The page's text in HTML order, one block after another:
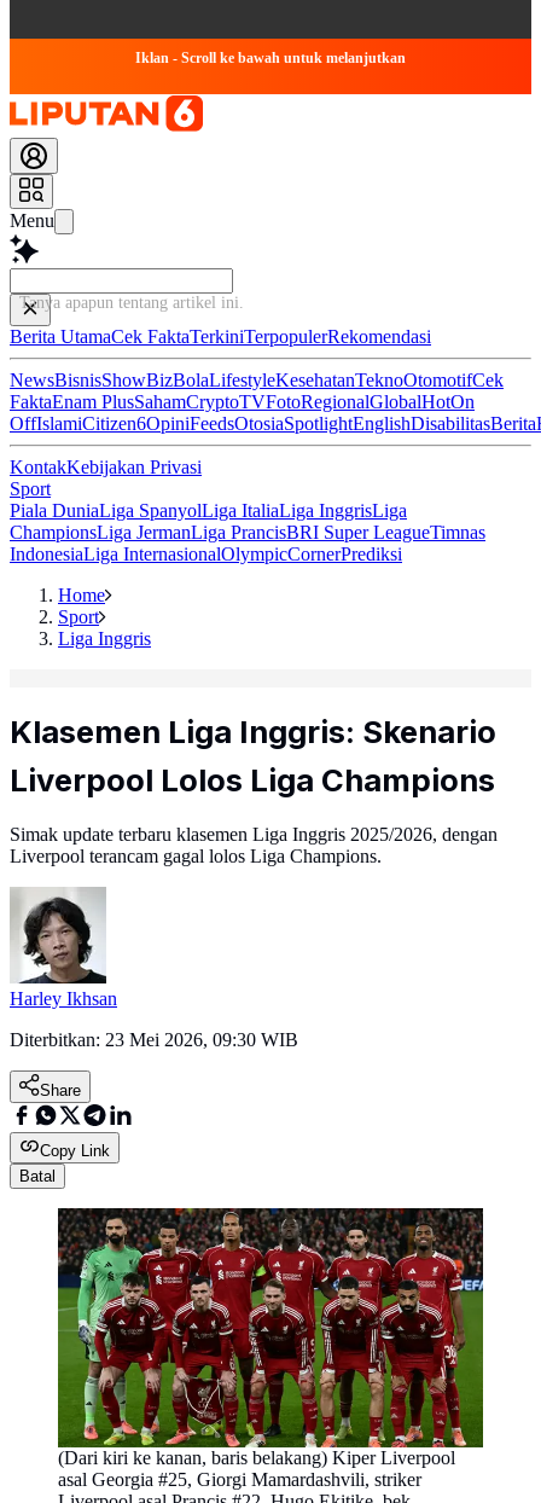
Iklan - Scroll ke bawah untuk melanjutkan
Menu
Tanya apapun tentang artikel ini...
Berita UtamaCek FaktaTerkiniTerpopulerRekomendasi
NewsBisnisShowBizBolaLifestyleKesehatanTeknoOtomotifCek
FaktaEnam PlusSahamCryptoTVFotoRegionalGlobalHotOn
OffIslamiCitizen6OpiniFeedsOtosiaSpotlightEnglishDisabilitasBerita
KontakKebijakan Privasi
Sport
Piala DuniaLiga SpanyolLiga ItaliaLiga InggrisLiga
ChampionsLiga JermanLiga PrancisBRI Super LeagueTimnas
IndonesiaLiga InternasionalOlympicCornerPrediksi
Home
Sport
Liga Inggris
Klasemen Liga Inggris: Skenario
Liverpool Lolos Liga Champions
Simak update terbaru klasemen Liga Inggris 2025/2026, dengan
Liverpool terancam gagal lolos Liga Champions.
Harley Ikhsan
Diterbitkan: 23 Mei 2026, 09:30 WIB
Share
Copy Link
Batal
(Dari kiri ke kanan, baris belakang) Kiper Liverpool
asal Georgia #25, Giorgi Mamardashvili, striker